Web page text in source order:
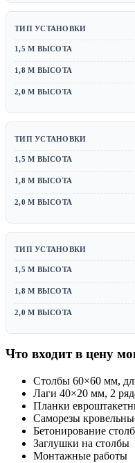
Что входит в цену
Столбы 60×60 мм,
Лаги 40×20 мм, 2
Планки
Саморезы
Бетонирование
Заглушки на столбы
Монтажные работы